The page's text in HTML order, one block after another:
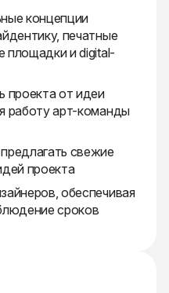
концепции
печатные
площадки и digital-
проекта от идеи
работу арт-команды
свежие
проекта
обеспечивая
сроков